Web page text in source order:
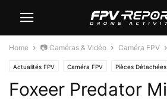
Home 📷 Caméras & Vidéo Caméra FPV
Actualités FPV Caméra FPV Pièces Détachées
Foxeer Predator